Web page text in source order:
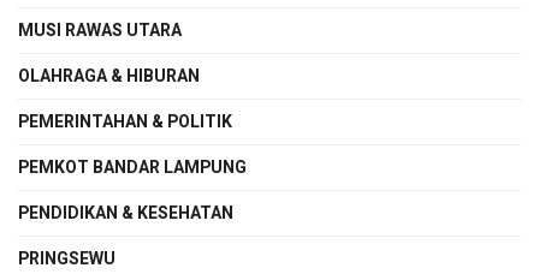
MUSI RAWAS UTARA
OLAHRAGA & HIBURAN
PEMERINTAHAN & POLITIK
PEMKOT BANDAR LAMPUNG
PENDIDIKAN & KESEHATAN
PRINGSEWU